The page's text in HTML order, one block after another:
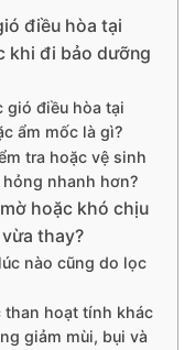
điều hòa tại
khi đi bảo dưỡng
gió điều hòa tại
ẩm mốc là gì?
tra hoặc vệ sinh
nhanh hơn?
hoặc khó chịu
thay?
nào cũng do lọc
hoạt tính khác
giảm mùi, bụi và